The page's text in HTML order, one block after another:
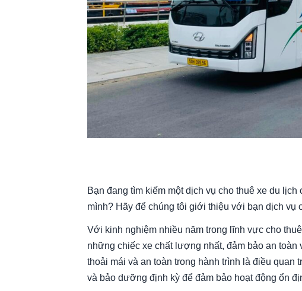
Bạn đang tìm kiếm một dịch vụ cho thuê xe du
mình? Hãy để chúng tôi giới thiệu với bạn dịch vụ
Với kinh nghiệm nhiều năm trong lĩnh vực cho
những chiếc xe chất lượng nhất, đảm bảo an
thoải mái và an toàn trong hành trình là điều quan
và bảo dưỡng định kỳ để đảm bảo hoạt động ổn